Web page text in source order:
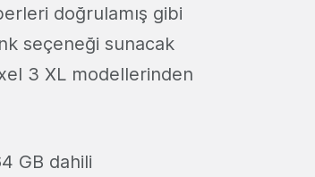
doğrulamış gibi
seçeneği sunacak
3 XL modellerinden
GB dahili